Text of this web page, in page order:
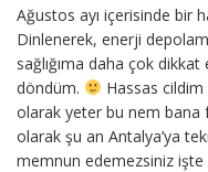
Ağustos ayı içerisinde bir
Dinlenerek, enerji
sağlığıma daha çok
döndüm.
Hassas
olarak yeter bu nem bana
olarak şu an Antalya’ya
memnun edemezsiniz işte